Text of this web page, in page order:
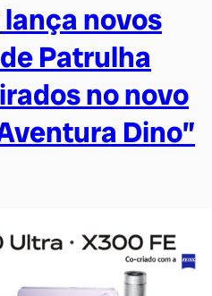
novos
Patrulha
no novo
Dino”